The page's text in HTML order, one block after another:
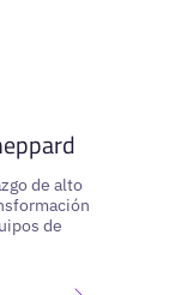
de alto
de